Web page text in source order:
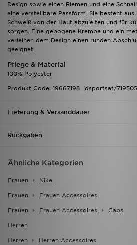
Design sowie einen Riemen und eine
eine verstellbare Passform. Sie besteht
Schweiß von der Haut abzuleiten und für
sorgen. Eine gebogene Krempe und ein
verleihen dem Design einen runden
geeignet.
Pflege & Material
100% Polyester
Produkt Code: 19667198_jdsportsat/719505
Lieferung & Versanddauer
Rückgaben
Ähnliche Kategorien
Frauen Nike
Frauen Frauen Accessoires
Frauen Frauen Accessoires Caps
Herren
Herren Herren Accessoires